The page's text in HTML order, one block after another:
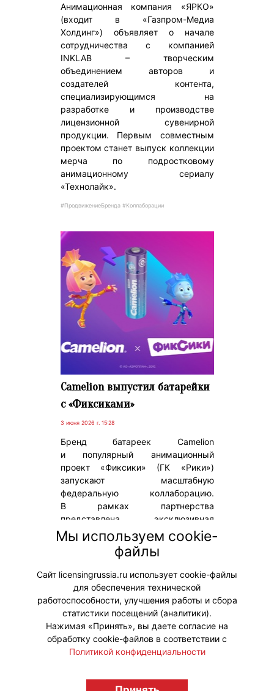
Анимационная компания «ЯРКО»
(входит в «Газпром-Медиа
Холдинг») объявляет о начале
сотрудничества с компанией
INKLAB – творческим
объединением авторов и
создателей контента,
специализирующимся на
разработке и производстве
лицензионной сувенирной
продукции. Первым совместным
проектом станет выпуск коллекции
мерча по подростковому
анимационному сериалу
«Технолайк».
#ПродвижениеБренда #Коллаборации
Camelion выпустил батарейки
с «Фиксиками»
3 июня 2026 г. 15:28
Бренд батареек Camelion
и популярный анимационный
проект «Фиксики» (ГК «Рики»)
запускают масштабную
федеральную коллаборацию.
В рамках партнерства
представлена эксклюзивная
линейка алкалиновых батареек,
на упаковке которых появятся
изображения главных героев
мультсериала.
#ПродвижениеБренда
licensingrussia.ru, 2009-2026 12+
Мы используем cookie-
файлы
Сайт licensingrussia.ru использует cookie-файлы
для обеспечения технической
работоспособности, улучшения работы и сбора
статистики посещений (аналитики).
Нажимая «Принять», вы даете согласие на
обработку cookie-файлов в соответствии с
Политикой конфиденциальности